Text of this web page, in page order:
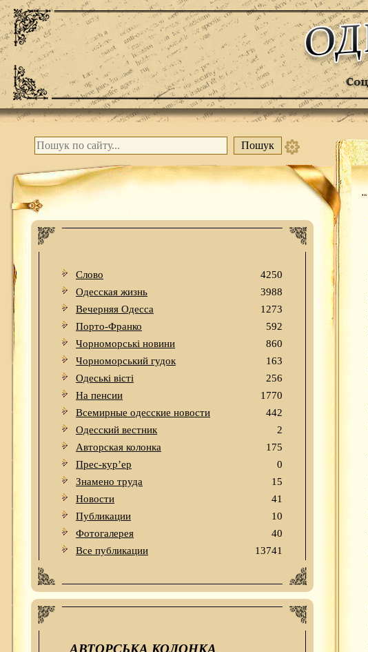
Слово
4250
Одесская жизнь
3988
Вечерняя Одесса
1273
Порто-Франко
592
Чорноморські новини
860
Чорноморський гудок
163
Одеськi вiстi
256
На пенсии
1770
Всемирные одесские новости
442
Одесский вестник
2
Авторская колонка
175
Прес-кур’ер
0
Знамено труда
15
Новости
41
Публикации
10
Фотогалерея
40
Все публикации
13741
АВТОРСЬКА КОЛОНКА